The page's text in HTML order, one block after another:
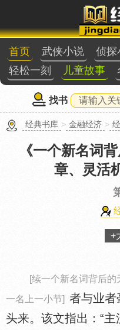
首页 武侠小说 侦探
轻松一刻
儿童故事
找书
经典书库 > 金融经济 >
《一个新名词
章、灵活
+
[续一个新名词背后
一名上一小节] 者与业者
头来。该文指出：“